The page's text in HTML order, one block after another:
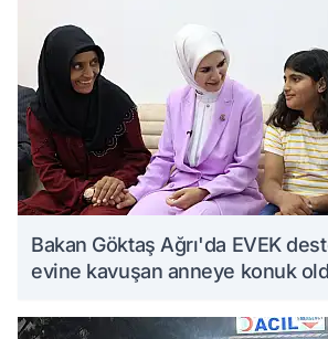
Bakan Göktaş Ağrı'da EVEK
evine kavuşan anneye konuk